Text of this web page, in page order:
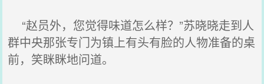
“赵员外，您觉得味道怎么样？”苏晓晓走到人
群中央那张专门为镇上有头有脸的人物准备的桌
前，笑眯眯地问道。